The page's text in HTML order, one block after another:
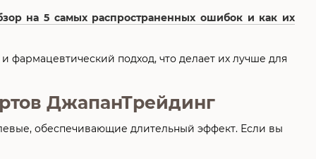
на 5 самых распространенных ошибок и как их
фармацевтический подход, что делает их лучше для
ДжапанТрейдинг
обеспечивающие длительный эффект. Если вы